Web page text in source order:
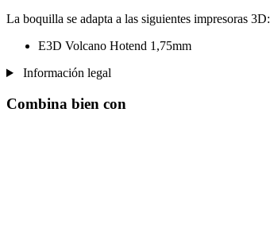
La boquilla se adapta a las siguientes impresoras 3D:
E3D Volcano Hotend 1,75mm
Información legal
Combina bien con